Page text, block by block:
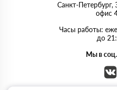
Санкт-Петербург,
офис
Часы работы:
до
Мы в соц.